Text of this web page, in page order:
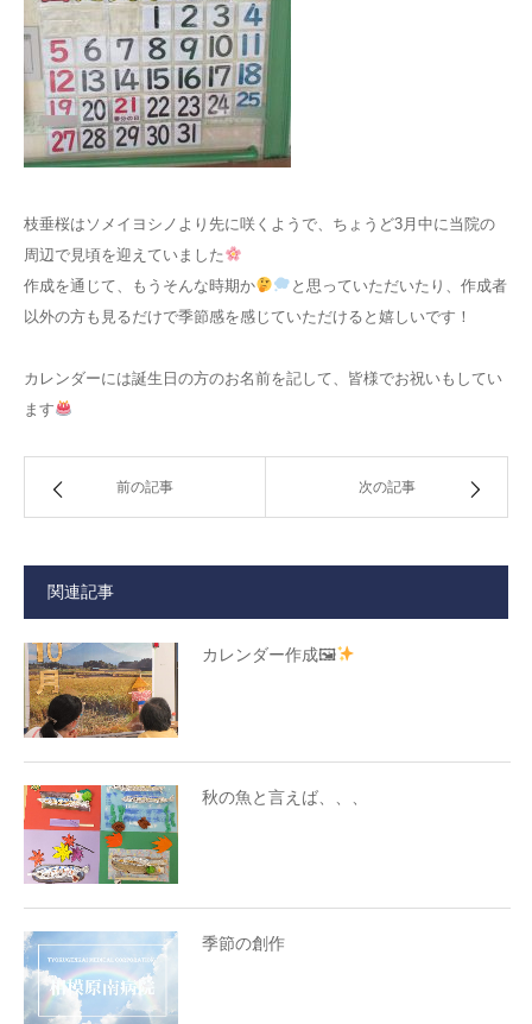
枝垂桜はソメイヨシノより先に咲くようで、ちょうど3月中に当院の
周辺で見頃を迎えていました
作成を通じて、もうそんな時期か
と思っていただいたり、作成者
以外の方も見るだけで季節感を感じていただけると嬉しいです！
カレンダーには誕生日の方のお名前を記して、皆様でお祝いもしてい
ます
前の記事 次の記事
関連記事
カレンダー作成🖼
秋の魚と言えば、、、
季節の創作